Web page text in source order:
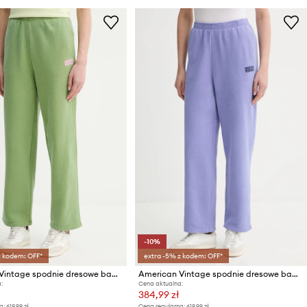
OFF*
American Vintage spodnie dresowe bawełniane
-10%
extra -5% z kodem: OFF*
American Vintage spodnie dresowe bawełniane
Cena aktualna:
384,99 zł